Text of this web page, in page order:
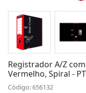
Registrador A/Z
Vermelho, Spiral -
Código: 656132